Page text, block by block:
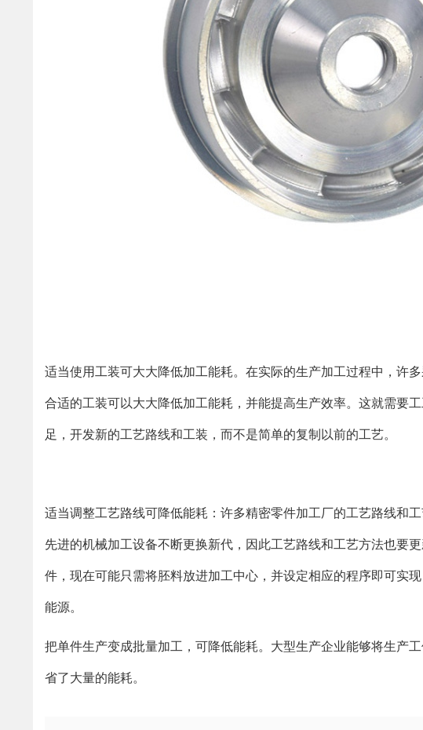
适当使用工装可大大降低加工能耗。在实际的生产加工过程中，许
合适的工装可以大大降低加工能耗，并能提高生产效率。这就需要
足，开发新的工艺路线和工装，而不是简单的复制以前的工艺。
适当调整工艺路线可降低能耗：许多精密零件加工厂的工艺路线和
先进的机械加工设备不断更换新代，因此工艺路线和工艺方法也要
件，现在可能只需将胚料放进加工中心，并设定相应的程序即可实
能源。
把单件生产变成批量加工，可降低能耗。大型生产企业能够将生产
省了大量的能耗。